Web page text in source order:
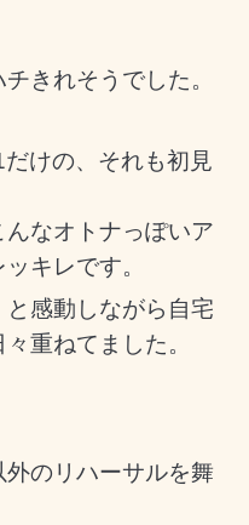
きれそうでした。
けの、それも初見
なオトナっぽいア
キレです。
感動しながら自宅
重ねてました。
のリハーサルを舞